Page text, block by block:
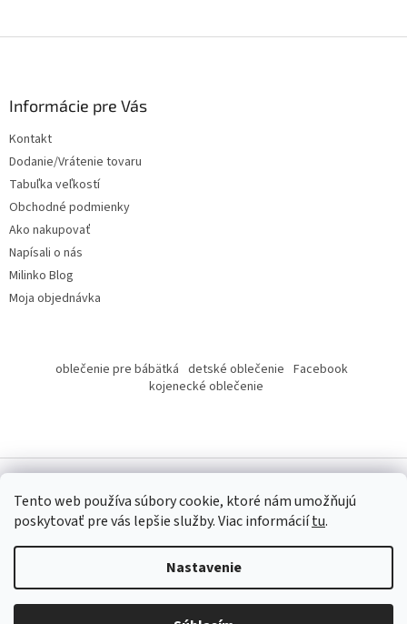
Tento web používa súbory cookie, ktoré nám umožňujú
poskytovať pre vás lepšie služby.Viac informáciítu.
Nastavenie
Informácie pre Vás
Kontakt
Dodanie/Vrátenie tovaru
Tabuľka veľkostí
Obchodné podmienky
Ako nakupovať
Napísali o nás
Milinko Blog
Moja objednávka
oblečenie pre bábätká detské oblečenie Facebook
kojenecké oblečenie